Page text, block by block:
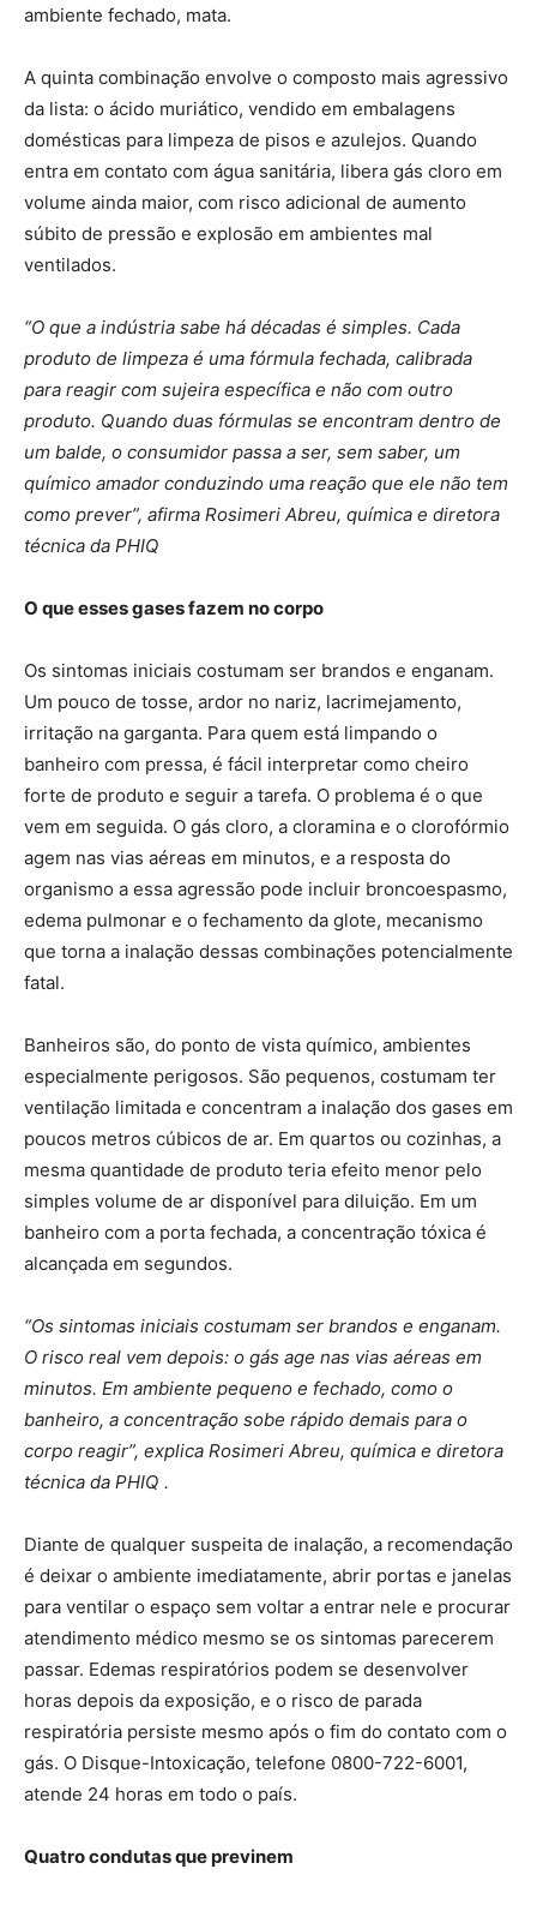
ambiente fechado, mata.
A quinta combinação envolve o composto mais agressivo
da lista: o ácido muriático, vendido em embalagens
domésticas para limpeza de pisos e azulejos. Quando
entra em contato com água sanitária, libera gás cloro em
volume ainda maior, com risco adicional de aumento
súbito de pressão e explosão em ambientes mal
ventilados.
“O que a indústria sabe há décadas é simples. Cada
produto de limpeza é uma fórmula fechada, calibrada
para reagir com sujeira específica e não com outro
produto. Quando duas fórmulas se encontram dentro de
um balde, o consumidor passa a ser, sem saber, um
químico amador conduzindo uma reação que ele não tem
como prever”, afirma Rosimeri Abreu, química e diretora
técnica da PHIQ
O que esses gases fazem no corpo
Os sintomas iniciais costumam ser brandos e enganam.
Um pouco de tosse, ardor no nariz, lacrimejamento,
irritação na garganta. Para quem está limpando o
banheiro com pressa, é fácil interpretar como cheiro
forte de produto e seguir a tarefa. O problema é o que
vem em seguida. O gás cloro, a cloramina e o clorofórmio
agem nas vias aéreas em minutos, e a resposta do
organismo a essa agressão pode incluir broncoespasmo,
edema pulmonar e o fechamento da glote, mecanismo
que torna a inalação dessas combinações potencialmente
fatal.
Banheiros são, do ponto de vista químico, ambientes
especialmente perigosos. São pequenos, costumam ter
ventilação limitada e concentram a inalação dos gases em
poucos metros cúbicos de ar. Em quartos ou cozinhas, a
mesma quantidade de produto teria efeito menor pelo
simples volume de ar disponível para diluição. Em um
banheiro com a porta fechada, a concentração tóxica é
alcançada em segundos.
“Os sintomas iniciais costumam ser brandos e enganam.
O risco real vem depois: o gás age nas vias aéreas em
minutos. Em ambiente pequeno e fechado, como o
banheiro, a concentração sobe rápido demais para o
corpo reagir”, explica Rosimeri Abreu, química e diretora
técnica da PHIQ .
Diante de qualquer suspeita de inalação, a recomendação
é deixar o ambiente imediatamente, abrir portas e janelas
para ventilar o espaço sem voltar a entrar nele e procurar
atendimento médico mesmo se os sintomas parecerem
passar. Edemas respiratórios podem se desenvolver
horas depois da exposição, e o risco de parada
respiratória persiste mesmo após o fim do contato com o
gás. O Disque-Intoxicação, telefone 0800-722-6001,
atende 24 horas em todo o país.
Quatro condutas que previnem